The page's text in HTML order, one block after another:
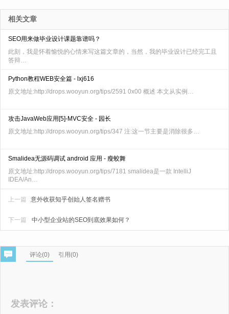
相关文章
SEO用来做毕业设计课题靠谱吗？
此刻，我是怀着愉悦的心情来写这篇文章的，当然，我的毕业设计已经完工且
答辩…
Python教程WEB安全篇 - lxj616
原文地址:http://drops.wooyun.org/tips/2591 0x00 概述 本文从实例…
攻击JavaWeb应用[5]-MVC安全 - 园长
原文地址:http://drops.wooyun.org/tips/347 注:这一节主要是消除很多…
Smalidea无源码调试 android 应用 - 瘦蛟舞
原文地址:http://drops.wooyun.org/tips/7181 smalidea是一款 IntelliJ
IDEA/An…
上一篇 意外收获知乎创始人签名赠书
中小型企业站的SEO到底效果如何？
下一篇
评论(0) 引用(0)
发表评论：